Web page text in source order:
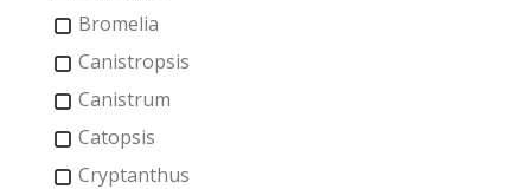
Bromelia
Canistropsis
Canistrum
Catopsis
Cryptanthus